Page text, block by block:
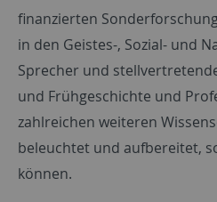
finanzierten
in den Geistes-, Sozial- und
Sprecher und
und Frühgeschichte und
zahlreichen weiteren
beleuchtet und aufbereitet,
können.